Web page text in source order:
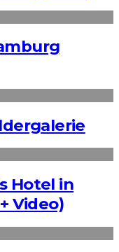
Hotel in
Video)